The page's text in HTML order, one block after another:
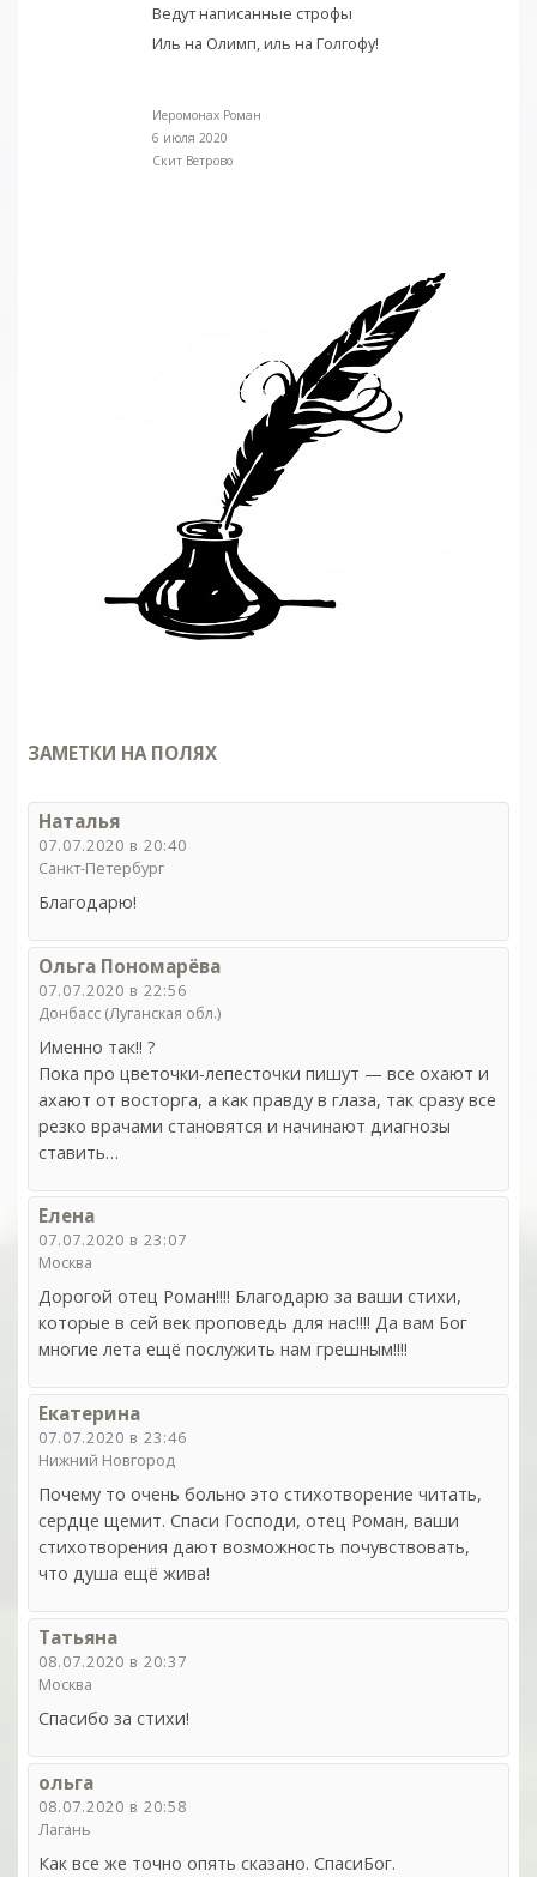
Ведут написанные строфы
Иль на Олимп, иль на Голгофу!
Иеромонах Роман
6 июля 2020
Скит Ветрово
ЗАМЕТКИ НА ПОЛЯХ
Наталья
07.07.2020 в 20:40
Санкт-Петербург
Благодарю!
Ольга Пономарёва
07.07.2020 в 22:56
Донбасс (Луганская обл.)
Именно так!! ?
Пока про цветочки-лепесточки пишут — все охают и
ахают от восторга, а как правду в глаза, так сразу все
резко врачами становятся и начинают диагнозы
ставить…
Елена
07.07.2020 в 23:07
Москва
Дорогой отец Роман!!!! Благодарю за ваши стихи,
которые в сей век проповедь для нас!!!! Да вам Бог
многие лета ещё послужить нам грешным!!!!
Екатерина
07.07.2020 в 23:46
Нижний Новгород
Почему то очень больно это стихотворение читать,
сердце щемит. Спаси Господи, отец Роман, ваши
стихотворения дают возможность почувствовать,
что душа ещё жива!
Татьяна
08.07.2020 в 20:37
Москва
Спасибо за стихи!
ольга
08.07.2020 в 20:58
Лагань
Как все же точно опять сказано. СпасиБог.